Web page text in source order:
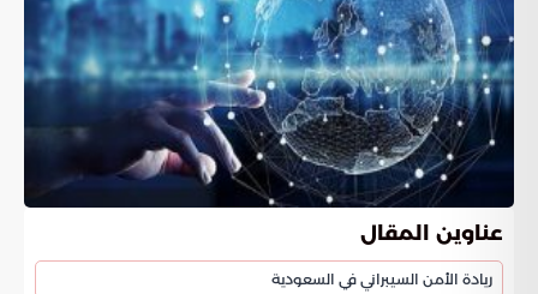
عناوين المقال
ريادة الأمن السيبراني في السعودية